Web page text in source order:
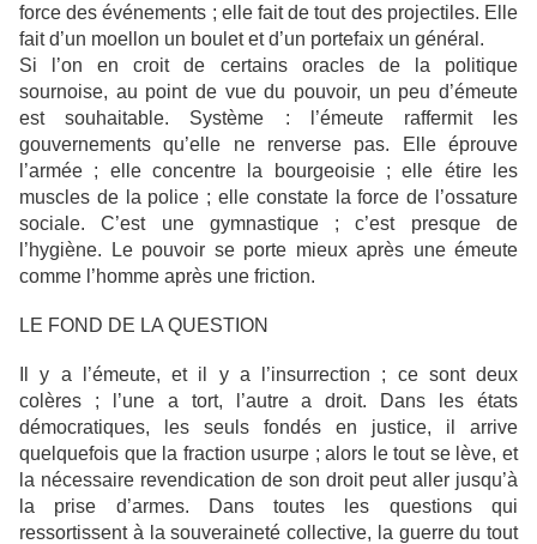
force des événements ; elle fait de tout des projectiles. Elle
fait d’un moellon un boulet et d’un portefaix un général.
Si l’on en croit de certains oracles de la politique
sournoise, au point de vue du pouvoir, un peu d’émeute
est souhaitable. Système : l’émeute raffermit les
gouvernements qu’elle ne renverse pas. Elle éprouve
l’armée ; elle concentre la bourgeoisie ; elle étire les
muscles de la police ; elle constate la force de l’ossature
sociale. C’est une gymnastique ; c’est presque de
l’hygiène. Le pouvoir se porte mieux après une émeute
comme l’homme après une friction.
LE FOND DE LA QUESTION
Il y a l’émeute, et il y a l’insurrection ; ce sont deux
colères ; l’une a tort, l’autre a droit. Dans les états
démocratiques, les seuls fondés en justice, il arrive
quelquefois que la fraction usurpe ; alors le tout se lève, et
la nécessaire revendication de son droit peut aller jusqu’à
la prise d’armes. Dans toutes les questions qui
ressortissent à la souveraineté collective, la guerre du tout